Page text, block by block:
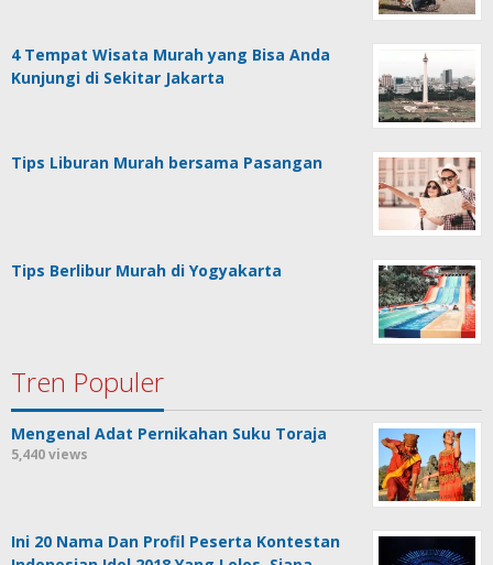
4 Tempat Wisata Murah yang Bisa Anda
Kunjungi di Sekitar Jakarta
Tips Liburan Murah bersama Pasangan
Tips Berlibur Murah di Yogyakarta
Tren Populer
Mengenal Adat Pernikahan Suku Toraja
5,440 views
Ini 20 Nama Dan Profil Peserta Kontestan